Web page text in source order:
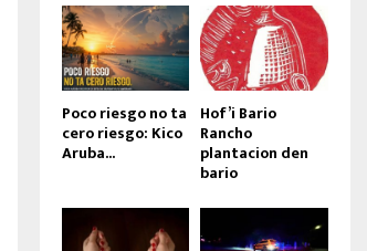
Poco riesgo no ta
cero riesgo: Kico
Aruba...
Hof’i Bario
Rancho
plantacion den
bario